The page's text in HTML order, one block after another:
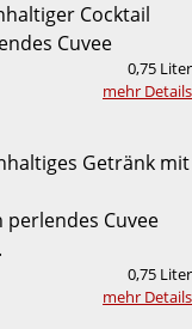
Cocktail
Cuvee
0,75 Liter
mehr Details
Getränk mit
Cuvee
0,75 Liter
mehr Details